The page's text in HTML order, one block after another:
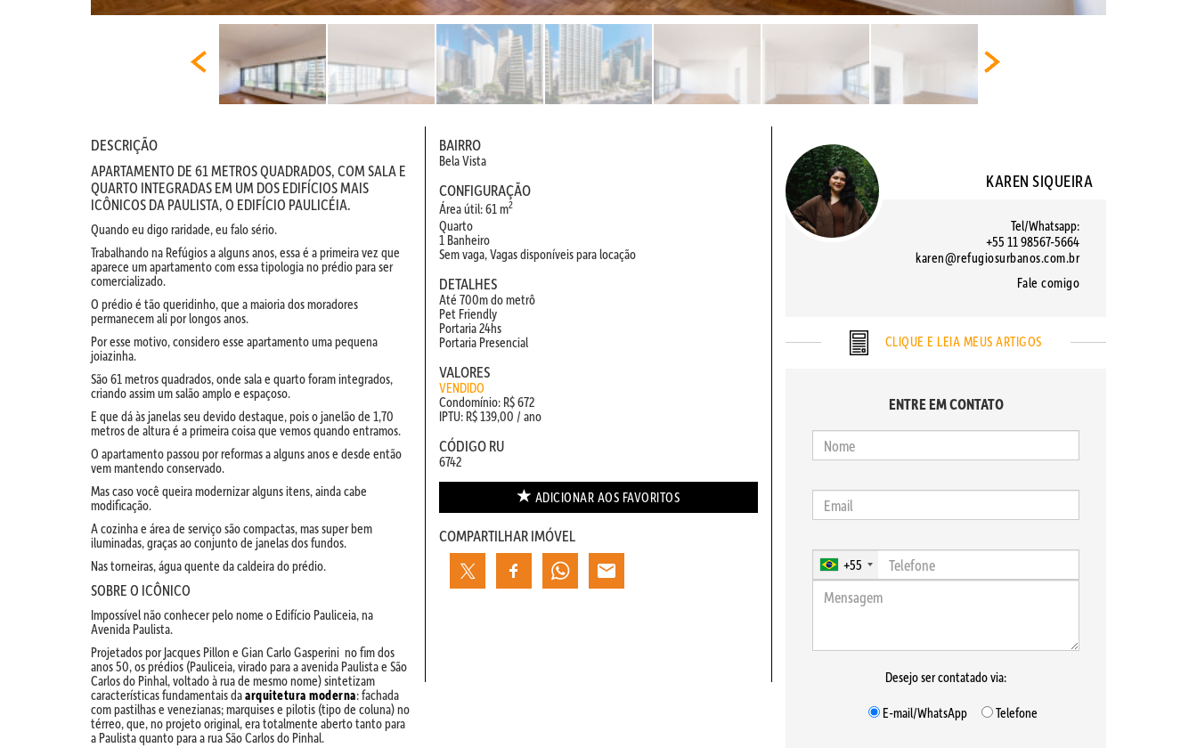
DESCRIÇÃO
APARTAMENTO DE 61 METROS QUADRADOS, COM SALA E
QUARTO INTEGRADAS EM UM DOS EDIFÍCIOS MAIS
ICÔNICOS DA PAULISTA, O EDIFÍCIO PAULICÉIA.
Quando eu digo raridade, eu falo sério.
Trabalhando na Refúgios a alguns anos, essa é a primeira vez que
aparece um apartamento com essa tipologia no prédio para ser
comercializado.
O prédio é tão queridinho, que a maioria dos moradores
permanecem ali por longos anos.
Por esse motivo, considero esse apartamento uma pequena
joiazinha.
São 61 metros quadrados, onde sala e quarto foram integrados,
criando assim um salão amplo e espaçoso.
E que dá às janelas seu devido destaque, pois o janelão de 1,70
metros de altura é a primeira coisa que vemos quando entramos.
O apartamento passou por reformas a alguns anos e desde então
vem mantendo conservado.
Mas caso você queira modernizar alguns itens, ainda cabe
modificação.
A cozinha e área de serviço são compactas, mas super bem
iluminadas, graças ao conjunto de janelas dos fundos.
Nas torneiras, água quente da caldeira do prédio.
SOBRE O ICÔNICO
Impossível não conhecer pelo nome o Edifício Pauliceia, na
Avenida Paulista.
Projetados por Jacques Pillon e Gian Carlo Gasperini no fim dos
anos 50, os prédios (Pauliceia, virado para a avenida Paulista e São
Carlos do Pinhal, voltado à rua de mesmo nome) sintetizam
características fundamentais daarquitetura moderna: fachada
com pastilhas e venezianas; marquises e pilotis (tipo de coluna) no
térreo, que, no projeto original, era totalmente aberto tanto para
a Paulista quanto para a rua São Carlos do Pinhal.
BAIRRO
Bela Vista
CONFIGURAÇÃO
Área útil: 61 m2
Quarto
1 Banheiro
Sem vaga, Vagas disponíveis para locação
DETALHES
Até 700m do metrô
Pet Friendly
Portaria 24hs
Portaria Presencial
VALORES
VENDIDO
Condomínio: R$ 672
IPTU: R$ 139,00 / ano
CÓDIGO RU
6742
ADICIONAR AOS FAVORITOS
COMPARTILHAR IMÓVEL
KAREN SIQUEIRA
Tel/Whatsapp:
+55 11 98567-5664
karen@refugiosurbanos.com.br
Fale comigo
CLIQUE E LEIA MEUS ARTIGOS
ENTRE EM CONTATO
+55
Desejo ser contatado via:
E-mail/WhatsApp
Telefone